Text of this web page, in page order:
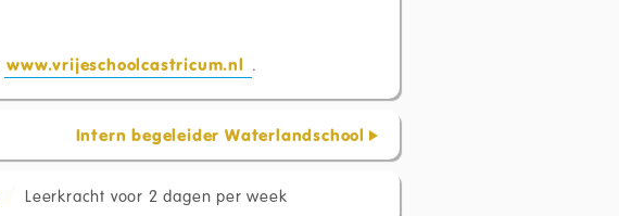
www.vrijeschoolcastricum.nl .
Intern begeleider Waterlandschool
Leerkracht voor 2 dagen per week